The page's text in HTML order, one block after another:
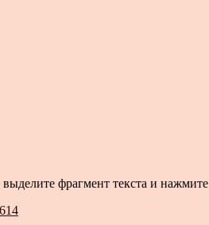
фрагмент текста и нажмите